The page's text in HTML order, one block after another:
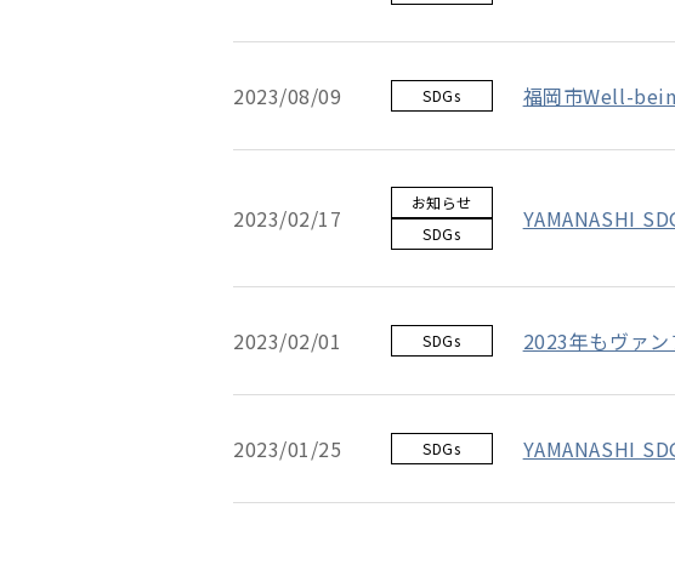
2023/08/09 SDGs 福岡市Well-
2023/02/17
お知らせ
SDGs
YAMANASHI
2023/02/01 SDGs 2023年もヴァ
2023/01/25 SDGs YAMANASHI